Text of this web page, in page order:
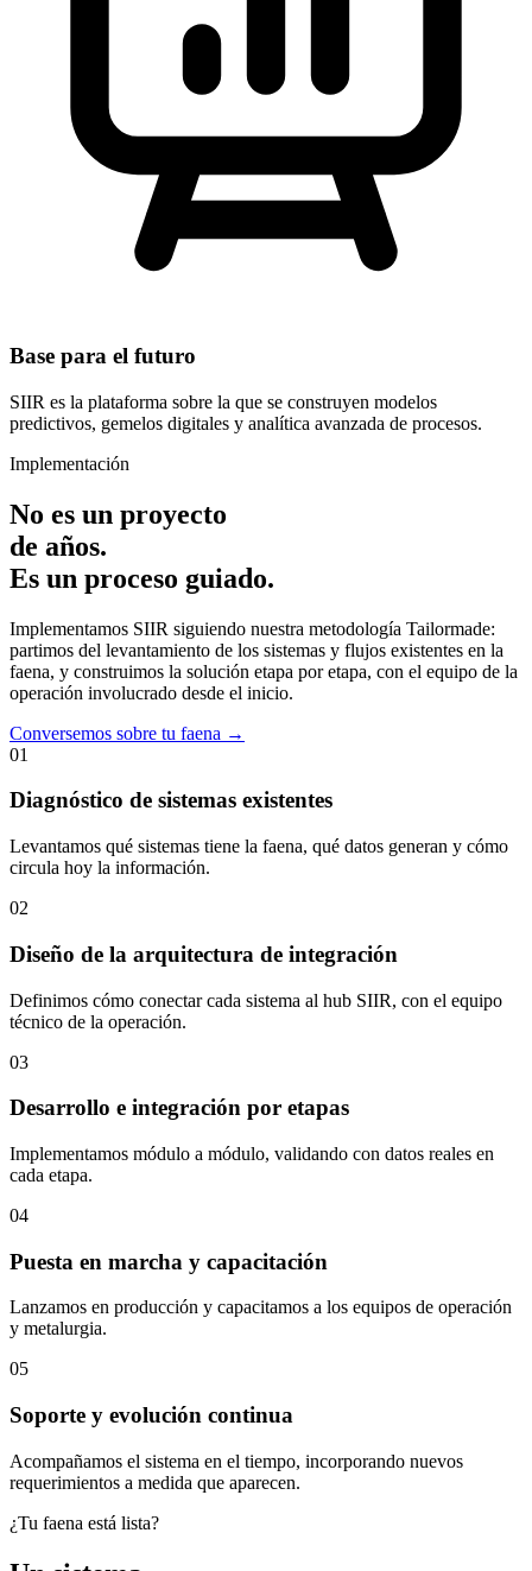
Base para el futuro
SIIR es la plataforma sobre la que se construyen modelos
predictivos, gemelos digitales y analítica avanzada de procesos.
Implementación
No es un proyecto
de años.
Es un proceso guiado.
Implementamos SIIR siguiendo nuestra metodología Tailormade:
partimos del levantamiento de los sistemas y flujos existentes en la
faena, y construimos la solución etapa por etapa, con el equipo de la
operación involucrado desde el inicio.
Conversemos sobre tu faena →
01
Diagnóstico de sistemas existentes
Levantamos qué sistemas tiene la faena, qué datos generan y cómo
circula hoy la información.
02
Diseño de la arquitectura de integración
Definimos cómo conectar cada sistema al hub SIIR, con el equipo
técnico de la operación.
03
Desarrollo e integración por etapas
Implementamos módulo a módulo, validando con datos reales en
cada etapa.
04
Puesta en marcha y capacitación
Lanzamos en producción y capacitamos a los equipos de operación
y metalurgia.
05
Soporte y evolución continua
Acompañamos el sistema en el tiempo, incorporando nuevos
requerimientos a medida que aparecen.
¿Tu faena está lista?